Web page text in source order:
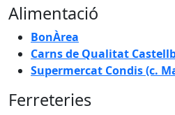
Alimentació
BonÀrea
Carns de Qualitat
Supermercat Condis (c.
Ferreteries